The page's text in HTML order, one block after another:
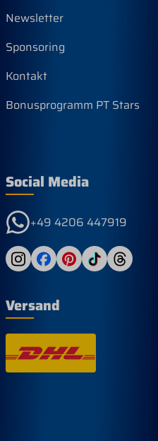
Newsletter
Sponsoring
Kontakt
Bonusprogramm PT Stars
Social Media
+49 4206 447919
Versand